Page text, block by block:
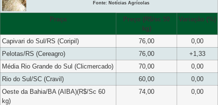
Fonte: Notícias Agrícolas
Praça
Preço (R$/sc 50
kg)
Variação (%)
Capivari do Sul/RS (Coripil) 76,00
0,00
Pelotas/RS (Cereagro)
76,00
+1,33
Média Rio Grande do Sul (Clicmercado)
70,00
0,00
Rio do Sul/SC (Cravil)
60,00
0,00
Oeste da Bahia/BA (AIBA)(R$/Sc 60
kg)
74,00 0,00